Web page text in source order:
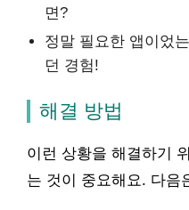
면?
정말 필요한 앱이었
던 경험!
해결 방법
이런 상황을 해결하기
는 것이 중요해요. 다음